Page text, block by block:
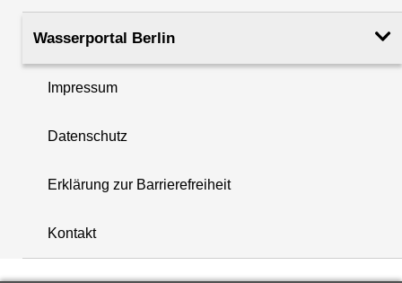
+
−
Wasserportal Berlin
Impressum
Datenschutz
Erklärung zur Barrierefreiheit
Kontakt